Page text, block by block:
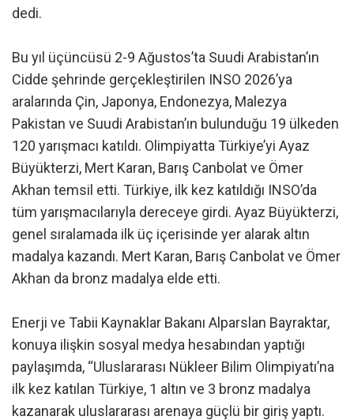
dedi.
Bu yıl üçüncüsü 2-9 Ağustos’ta Suudi Arabistan’ın
Cidde şehrinde gerçekleştirilen INSO 2026’ya
aralarında Çin, Japonya, Endonezya, Malezya
Pakistan ve Suudi Arabistan’ın bulunduğu 19 ülkeden
120 yarışmacı katıldı. Olimpiyatta Türkiye’yi Ayaz
Büyükterzi, Mert Karan, Barış Canbolat ve Ömer
Akhan temsil etti. Türkiye, ilk kez katıldığı INSO’da
tüm yarışmacılarıyla dereceye girdi. Ayaz Büyükterzi,
genel sıralamada ilk üç içerisinde yer alarak altın
madalya kazandı. Mert Karan, Barış Canbolat ve Ömer
Akhan da bronz madalya elde etti.
Enerji ve Tabii Kaynaklar Bakanı Alparslan Bayraktar,
konuya ilişkin sosyal medya hesabından yaptığı
paylaşımda, “Uluslararası Nükleer Bilim Olimpiyatı’na
ilk kez katılan Türkiye, 1 altın ve 3 bronz madalya
kazanarak uluslararası arenaya güçlü bir giriş yaptı.